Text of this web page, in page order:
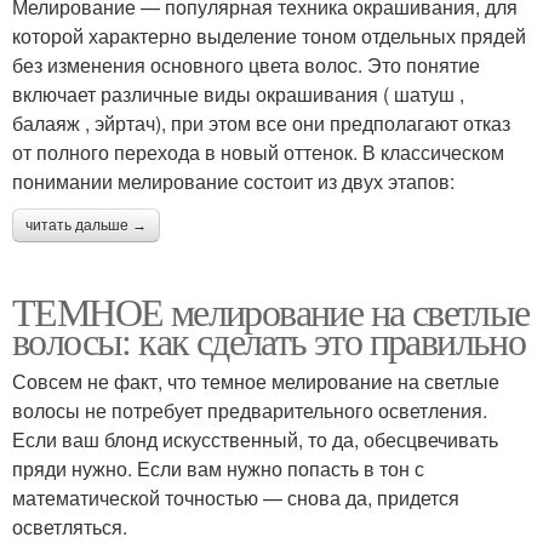
Мелирование — популярная техника окрашивания, для
которой характерно выделение тоном отдельных прядей
без изменения основного цвета волос. Это понятие
включает различные виды окрашивания ( шатуш ,
балаяж , эйртач), при этом все они предполагают отказ
от полного перехода в новый оттенок. В классическом
понимании мелирование состоит из двух этапов:
читать дальше →
ТЕМНОЕ мелирование на светлые
волосы: как сделать это правильно
Совсем не факт, что темное мелирование на светлые
волосы не потребует предварительного осветления.
Если ваш блонд искусственный, то да, обесцвечивать
пряди нужно. Если вам нужно попасть в тон с
математической точностью — снова да, придется
осветляться.